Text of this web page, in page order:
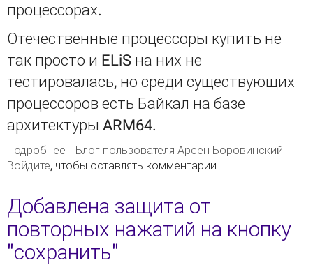
процессорах.
Отечественные процессоры купить не
так просто и ELiS на них не
тестировалась, но среди существующих
процессоров есть Байкал на базе
архитектуры ARM64.
Подробнее о ELiS запущена на ARM
Блог пользователя Арсен Боровинский
Войдите, чтобы оставлять комментарии
Добавлена защита от
повторных нажатий на кнопку
"сохранить"